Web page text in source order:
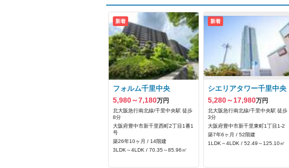
新着
フォルム千里中央
5,980～7,180万円
北大阪急行南北線/千里中央駅 徒歩
8分
大阪府豊中市新千里西町2丁目1番1
号
築26年10ヶ月 / 14階建
3LDK～4LDK / 70.35～85.96㎡
新着
シエリアタワー千里中央
5,280～17,980万円
北大阪急行南北線/千里中央駅 徒歩
3分
大阪府豊中市新千里東町1丁目1-2
築7年6ヶ月 / 52階建
1LDK～4LDK / 52.49～125.10㎡